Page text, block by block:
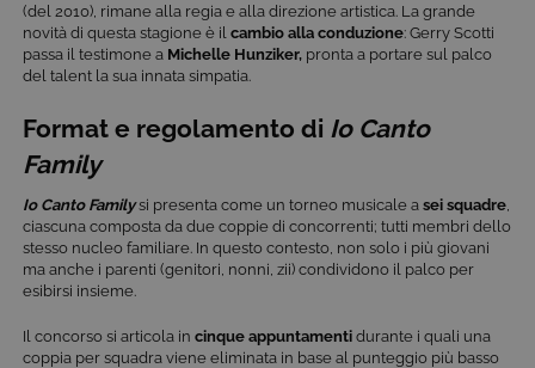
(del 2010), rimane alla regia e alla direzione artistica. La grande
novità di questa stagione è il cambio alla conduzione: Gerry Scotti
passa il testimone a Michelle Hunziker, pronta a portare sul palco
del talent la sua innata simpatia.
Format e regolamento di Io Canto
Family
Io Canto Familysi presenta come un torneo musicale a sei squadre
ciascuna composta da due coppie di concorrenti; tutti membri dello
stesso nucleo familiare. In questo contesto, non solo i più giovani
ma anche i parenti (genitori, nonni, zii) condividono il palco per
esibirsi insieme.
Il concorso si articola in cinque appuntamenti durante i quali una
coppia per squadra viene eliminata in base al punteggio più basso